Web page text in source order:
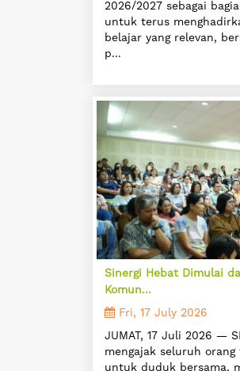
2026/2027 sebagai
untuk terus
belajar yang relevan,
p...
Sinergi Hebat Dimulai
Komun...
Fri, 17 July 2026
JUMAT, 17 Juli 2026 —
mengajak seluruh orang
untuk duduk bersama,